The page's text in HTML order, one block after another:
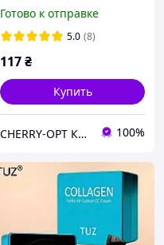
(натуральный)
Готово к отправке
5.0 (8)
117₴
Купить
CHERRY-OPT Косметика оптом 100%